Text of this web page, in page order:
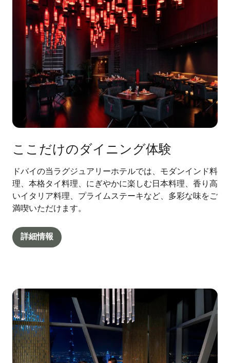
ここだけのダイニング体験
ドバイの当ラグジュアリーホテルでは、モダンインド料
理、本格タイ料理、にぎやかに楽しむ日本料理、香り高
いイタリア料理、プライムステーキなど、多彩な味をご
満喫いただけます。
詳細情報